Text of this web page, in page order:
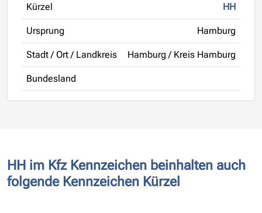
Kürzel HH
Ursprung Hamburg
Stadt / Ort / Landkreis Hamburg / Kreis Hamburg
Bundesland
HH im Kfz Kennzeichen beinhalten auch
folgende Kennzeichen Kürzel